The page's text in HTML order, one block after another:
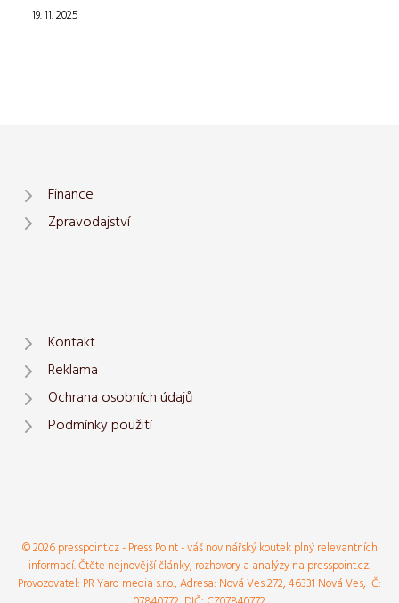
19. 11. 2025
Finance
Zpravodajství
Kontakt
Reklama
Ochrana osobních údajů
Podmínky použití
© 2026 presspoint.cz - Press Point - váš novinářský koutek plný relevantních
informací. Čtěte nejnovější články, rozhovory a analýzy na presspoint.cz.
Provozovatel: PR Yard media s.r.o., Adresa: Nová Ves 272, 46331 Nová Ves, IČ: